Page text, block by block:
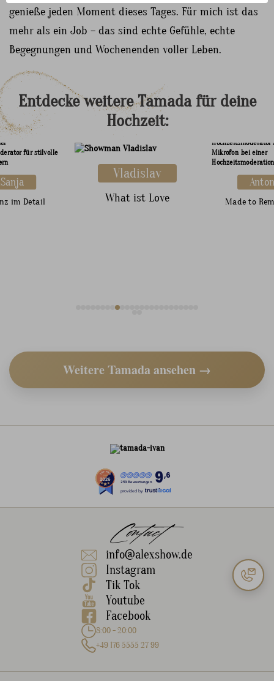
genieße jeden Moment dieses Tages. Für mich ist das
mehr als ein Job – das sind echte Gefühle, echte
Begegnungen und Wochenenden voller Leben.
Entdecke weitere Tamada für deine
Hochzeit:
Sanja
im Detail
Vladislav
What ist Love
Anton
Made to
Weitere Tamada ansehen →
Contact
info@alexshow.de
Instagram
Tik Tok
Youtube
Facebook
8:00 - 20:00
+49 176 5555 27 99
253 Bewertungen 9,6
provided by